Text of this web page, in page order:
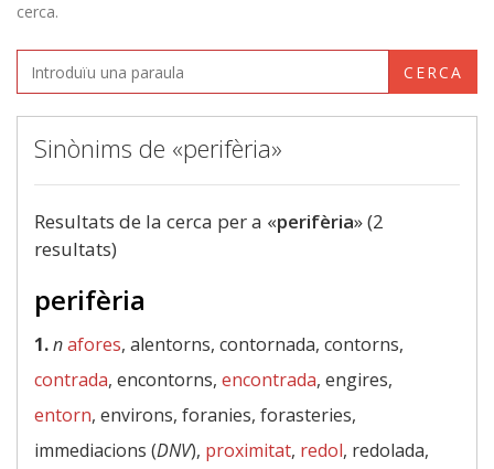
cerca.
CERCA
Sinònims de «perifèria»
Resultats de la cerca per a «perifèria» (2
resultats)
perifèria
1.nafores, alentorns, contornada, contorns,
contrada, encontorns, encontrada, engires,
entorn, environs, foranies, forasteries,
immediacions (DNV), proximitat, redol, redolada,